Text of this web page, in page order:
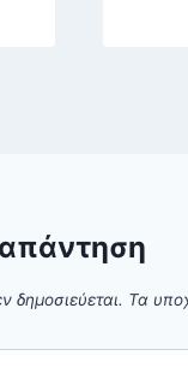
δημοσιεύεται. Τα